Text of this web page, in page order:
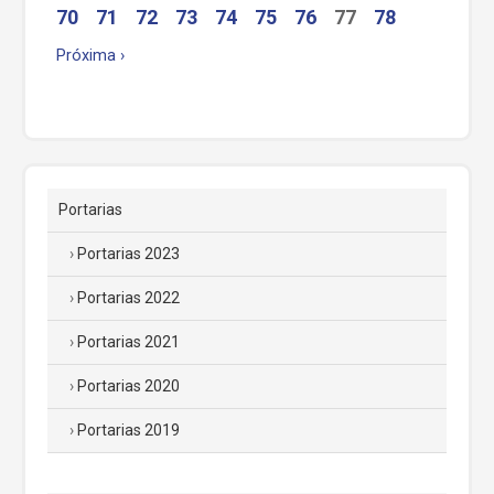
70 71 72 73 74 75 76 77 78
Próxima ›
Portarias
Portarias 2023
Portarias 2022
Portarias 2021
Portarias 2020
Portarias 2019